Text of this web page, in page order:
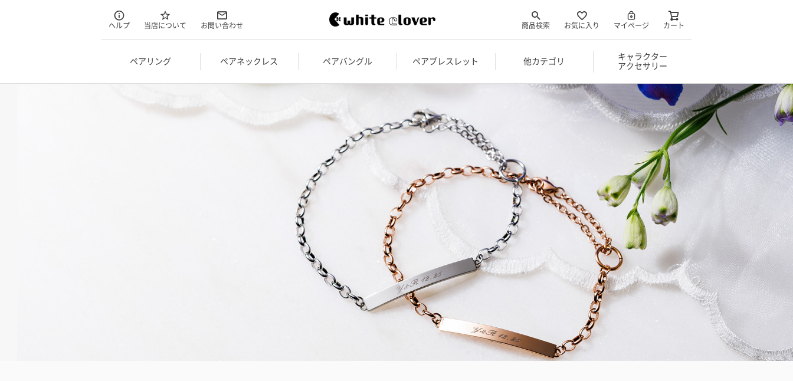
ヘルプ 当店について お問い合わせ 商品検索 お気に入り マイページ カート
ペアリング ペアネックレス ペアバングル ペアブレスレット 他カテゴリ
キャラクター
アクセサリー